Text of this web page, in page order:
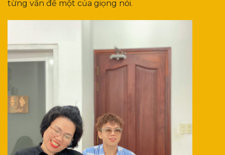
từng vấn đề một của giọng nói.